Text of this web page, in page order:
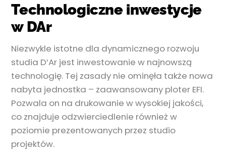
Technologiczne inwestycje
w DAr
Niezwykle istotne dla dynamicznego rozwoju
studia D’Ar jest inwestowanie w najnowszą
technologię. Tej zasady nie ominęła także nowa
nabyta jednostka – zaawansowany ploter EFI.
Pozwala on na drukowanie w wysokiej jakości,
co znajduje odzwierciedlenie również w
poziomie prezentowanych przez studio
projektów.